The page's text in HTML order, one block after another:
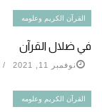
القرآن الكريم وعلومه
في ضلال القرآن
نوفمبر 11, 2021
القرآن الكريم وعلومه